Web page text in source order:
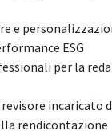
e
ESG
per la
incaricato
rendicontazione